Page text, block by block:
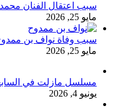
سبب اعتقال الفنان
مايو 25, 2026
سبب وفاة نواف بن
مايو 25, 2026
مسلسل مازلت في السابعة
يونيو 4, 2026